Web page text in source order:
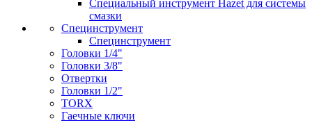
Специальный инструмент Hazet для системы
смазки
Специнструмент
Специнструмент
Головки 1/4"
Головки 3/8"
Отвертки
Головки 1/2"
TORX
Гаечные ключи